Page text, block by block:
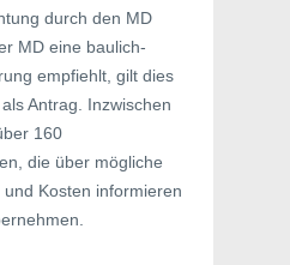
durch den MD
MD eine baulich-
empfiehlt, gilt dies
Antrag. Inzwischen
160
die über mögliche
Kosten informieren